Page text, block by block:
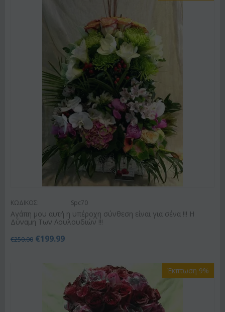
ΚΩΔΙΚΟΣ: Spc70
Αγάπη μου αυτή η υπέροχη σύνθεση είναι για σένα !!! Η
Δύναμη Των Λουλουδιών !!!
€250.00 €199.99
Έκπτωση 9%